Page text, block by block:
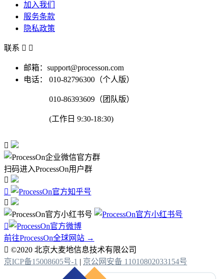
加入我们
服务条款
隐私政策
联系  
邮箱：support@processon.com
电话：
010-82796300（个人版）
010-86393609（团队版）
(工作日 9:30-18:30)

扫码进入ProcessOn用户群




前往ProcessOn全球网站 →
 ©2020 北京大麦地信息技术有限公司
京ICP备15008605号-1 | 京公网安备 11010802033154号